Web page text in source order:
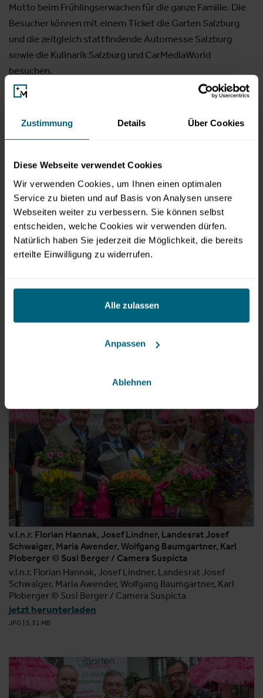
Zustimmung Details Über Cookies
Diese Webseite verwendet Cookies
Wir verwenden Cookies, um Ihnen einen optimalen
Service zu bieten und auf Basis von Analysen unsere
Webseiten weiter zu verbessern. Sie können selbst
entscheiden, welche Cookies wir verwenden dürfen.
Natürlich haben Sie jederzeit die Möglichkeit, die bereits
erteilte Einwilligung zu widerrufen.
Alle zulassen
Anpassen
Ablehnen
Motto beim Frühlingserwachen für die ganze Familie. Die
Besucher können mit einem Ticket die Garten Salzburg
und die zeitgleich stattfindende Automesse Salzburg
sowie die Kulinarik Salzburg und CarMediaWorld
besuchen.
INFOS:
22.-24.März 2019
Öffnungszeiten: Fr. 11:00-17:00 Uhr, Sa. 9:00 – 17:00
5020 Salzburg
Eintritt: € 10,-, ermäßigt € 8,-
www.messezentrum-salzburg.at
Downloads
v.l.n.r. Florian Hannak, Josef Lindner, Landesrat Josef
Schwaiger, Maria Awender, Wolfgang Baumgartner, Karl
Ploberger © Susi Berger / Camera Suspicta
v.l.n.r. Florian Hannak, Josef Lindner, Landesrat Josef
Schwaiger, Maria Awender, Wolfgang Baumgartner, Karl
Ploberger © Susi Berger / Camera Suspicta
jetzt herunterladen
JPG 5.31 MB